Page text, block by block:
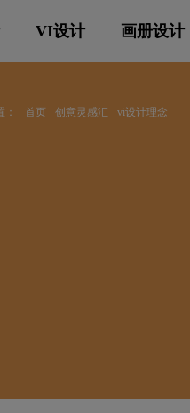
VI设计 画册设计
： 首页 创意灵感汇
vi设计理念